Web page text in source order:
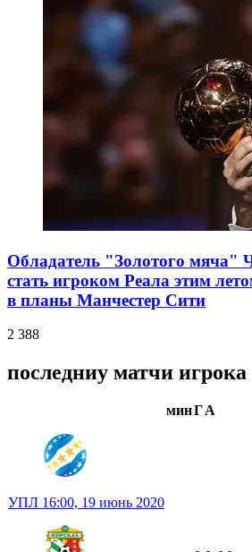
Обладатель "Золотого мяча"
стать игроком Реала этим
в планы Манчестер Сити
2 388
последниу матчи игрока
минГА
УПЛ 16:00, 19 июнь 2020